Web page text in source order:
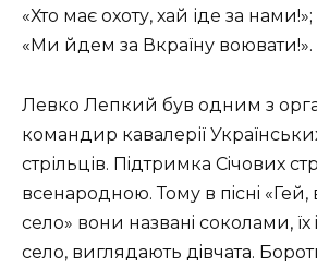
«Хто має охоту, хай іде за нами!»;
«Ми йдем за Вкраїну воювати!».
Левко Лепкий був одним з
командир кавалерії
стрільців. Пiдтримка Сiчових
всенародною. Тому в пiснi
Гей,
село
вони названi соколами, ïх
село, виглядають дiвчата.